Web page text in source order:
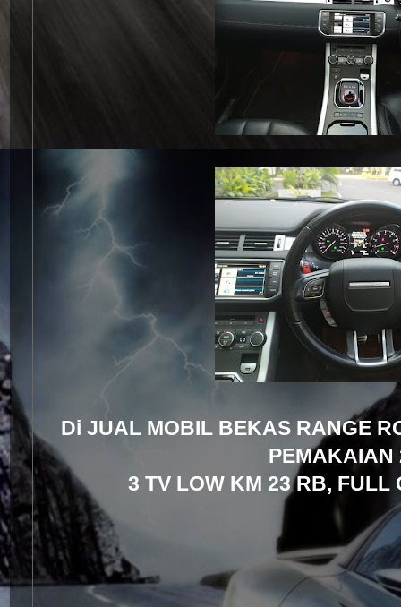
Di JUAL MOBIL BEKAS RANGE
PEMAKAIAN
3 TV LOW KM 23 RB, FULL
HARGA